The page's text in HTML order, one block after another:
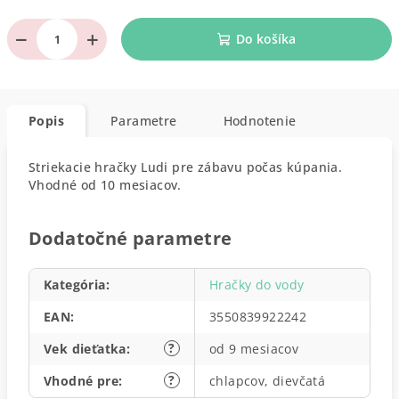
+
− Do košíka
Popis Parametre Hodnotenie
Striekacie hračky Ludi pre zábavu počas kúpania.
Vhodné od 10 mesiacov.
Dodatočné parametre
Kategória:
Hračky do vody
EAN:
3550839922242
?
Vek dieťatka:
od 9 mesiacov
?
Vhodné pre: chlapcov, dievčatá